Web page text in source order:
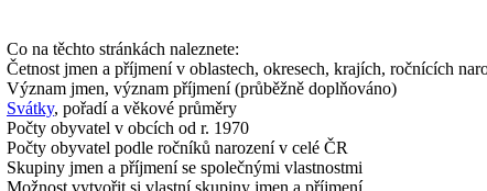
Co na těchto stránkách naleznete:
Četnost jmen a příjmení v oblastech, okresech, krajích, ročnících
Význam jmen, význam příjmení (průběžně doplňováno)
Svátky, pořadí a věkové průměry
Počty obyvatel v obcích od r. 1970
Počty obyvatel podle ročníků narození v celé ČR
Skupiny jmen a příjmení se společnými vlastnostmi
Možnost vytvořit si vlastní skupiny jmen a příjmení